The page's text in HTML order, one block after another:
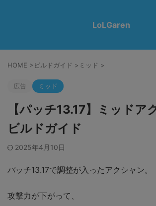
LoLGaren
HOME > ビルドガイド > ミッド >
広告 ミッド
【パッチ13.17】ミッドア
ビルドガイド
2025年4月10日
パッチ13.17で調整が入ったアクシャン。
攻撃力が下がって、